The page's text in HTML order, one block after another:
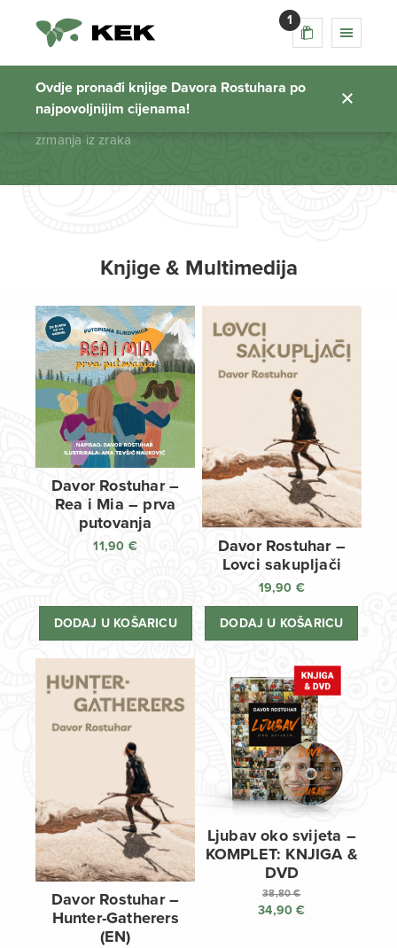
1
Ovdje pronađi knjige Davora Rostuhara po
najpovoljnijim cijenama!
zrmanja iz zraka
Početna stranica
zrmanja iz zraka
Knjige & Multimedija
Davor Rostuhar –
Rea i Mia – prva
putovanja
11,90 €
DODAJ U KOŠARICU
Davor Rostuhar –
Lovci sakupljači
19,90 €
DODAJ U KOŠARICU
Davor Rostuhar –
Hunter-Gatherers
(EN)
Ljubav oko svijeta –
KOMPLET: KNJIGA &
DVD
38,80€
Izvorna
34,90€